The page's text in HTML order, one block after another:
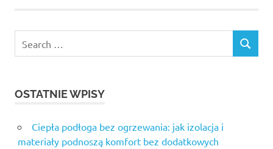
for:
SEARCH
OSTATNIE WPISY
Ciepła podłoga bez ogrzewania: jak izolacja i
materiały podnoszą komfort bez dodatkowych